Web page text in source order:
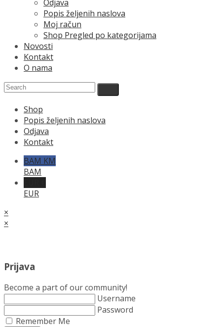
Odjava
Popis željenih naslova
Moj račun
Shop Pregled po kategorijama
Novosti
Kontakt
O nama
Shop
Popis željenih naslova
Odjava
Kontakt
BAM KM
BAM
EUR
×
×
Prijava
Become a part of our community!
Username
Password
Remember Me